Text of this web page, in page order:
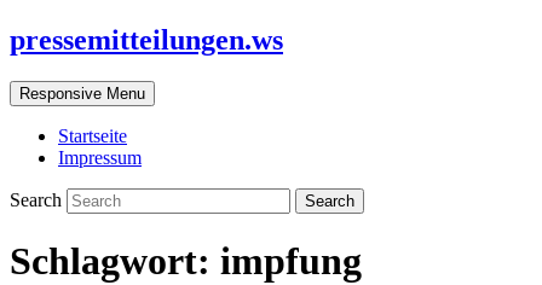
pressemitteilungen.ws
Responsive Menu
Startseite
Impressum
Search
Schlagwort: impfung